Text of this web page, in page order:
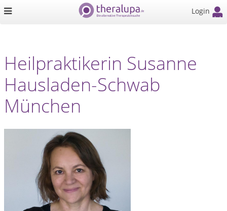
Login
Heilpraktikerin Susanne
Hausladen-Schwab
München